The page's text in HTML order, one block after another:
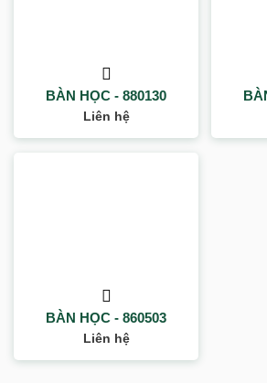
BÀN HỌC - 880130
Liên hệ
BÀN HỌC - 860503
Liên hệ